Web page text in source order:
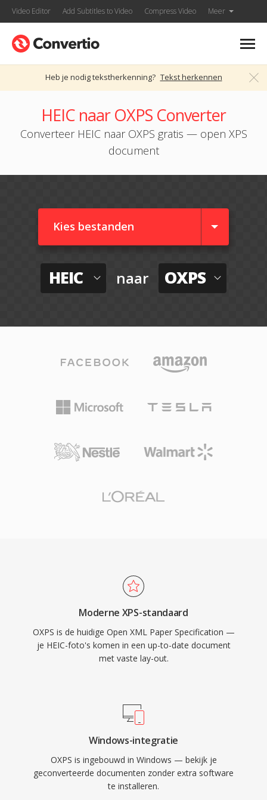
Video Editor Add Subtitles to Video Compress Video Meer
Heb je nodig tekstherkenning? Tekst herkennen
HEIC naar OXPS Converter
Converteer HEIC naar OXPS gratis — open XPS
document
Kies bestanden
HEIC naar OXPS
Moderne XPS-standaard
OXPS is de huidige Open XML Paper Specification —
je HEIC-foto's komen in een up-to-date document
met vaste lay-out.
Windows-integratie
OXPS is ingebouwd in Windows — bekijk je
geconverteerde documenten zonder extra software
te installeren.